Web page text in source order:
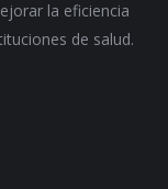
la eficiencia
de salud.